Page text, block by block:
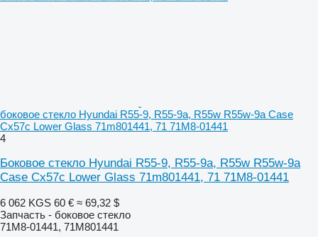
боковое стекло Hyundai R55-9, R55-9a, R55w R55w-9a Case
Cx57c Lower Glass 71m801441, 71 71M8-01441
4
Боковое стекло Hyundai R55-9, R55-9a, R55w R55w-9a
Case Cx57c Lower Glass 71m801441, 71 71M8-01441
6 062 KGS 60 € ≈ 69,32 $
Запчасть - боковое стекло
71M8-01441, 71M801441